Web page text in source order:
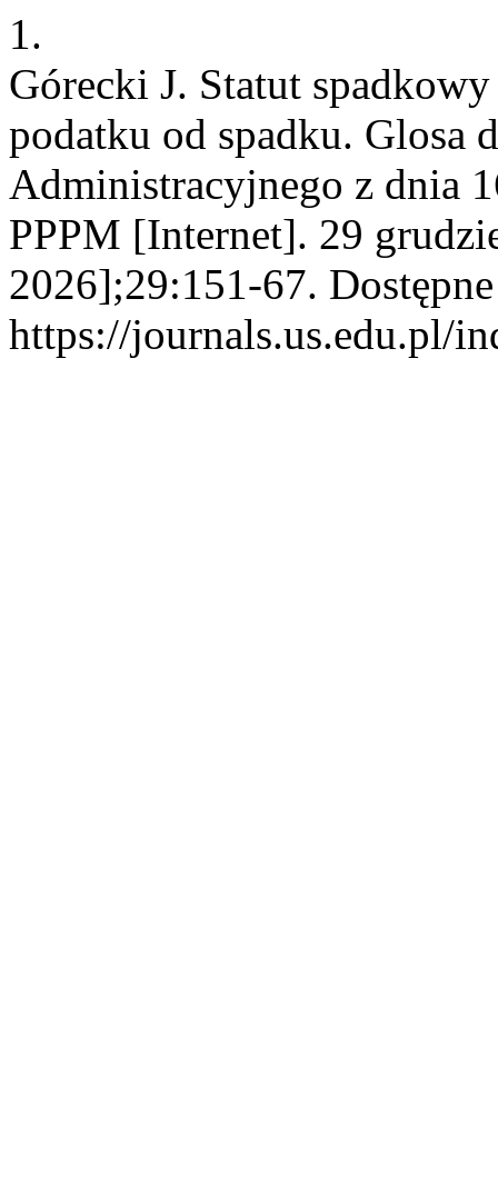
1.
Górecki J. Statut
podatku od spadku. Glosa
Administracyjnego z dnia
PPPM [Internet]. 29
2026];29:151-67.
https://journals.us.edu.pl/